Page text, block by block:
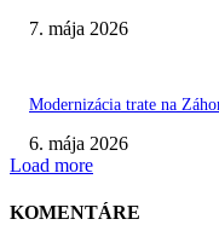
7. mája 2026
Modernizácia trate na
6. mája 2026
Load more
KOMENTÁRE